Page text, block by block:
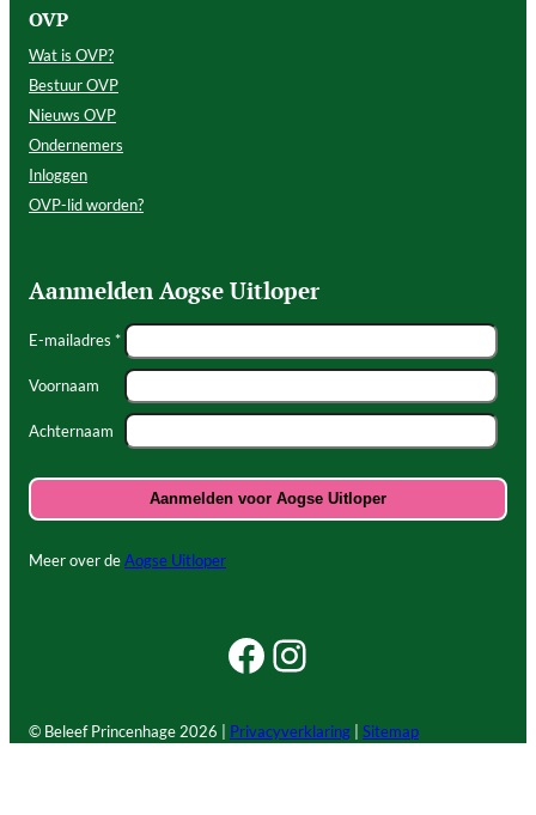
OVP
Wat is OVP?
Bestuur OVP
Nieuws OVP
Ondernemers
Inloggen
OVP-lid worden?
Aanmelden Aogse Uitloper
E-mailadres *
Voornaam
Achternaam
Meer over deAogse Uitloper
Facebook Beleef Princenhage
Instagram Beleef Princenhage
© Beleef Princenhage 2026 | Privacyverklaring Sitemap